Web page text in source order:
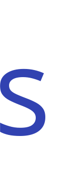
do
audyt w